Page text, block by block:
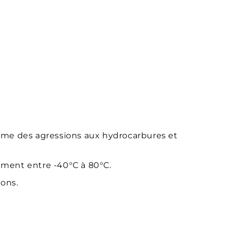
des agressions aux hydrocarbures et
entre -40°C à 80°C.